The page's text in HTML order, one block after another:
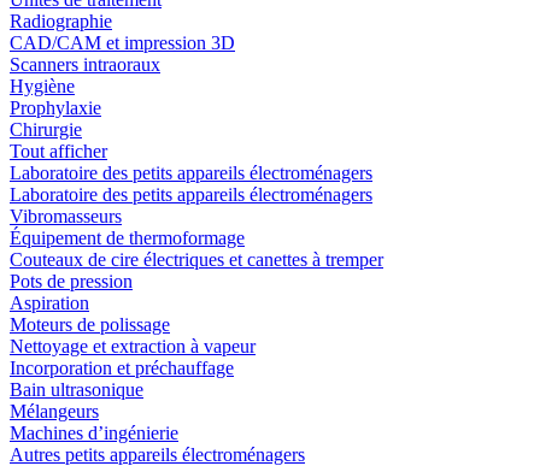
Radiographie
CAD/CAM et impression 3D
Scanners intraoraux
Hygiène
Prophylaxie
Chirurgie
Tout afficher
Laboratoire des petits appareils électroménagers
Laboratoire des petits appareils électroménagers
Vibromasseurs
Équipement de thermoformage
Couteaux de cire électriques et canettes à tremper
Pots de pression
Aspiration
Moteurs de polissage
Nettoyage et extraction à vapeur
Incorporation et préchauffage
Bain ultrasonique
Mélangeurs
Machines d’ingénierie
Autres petits appareils électroménagers